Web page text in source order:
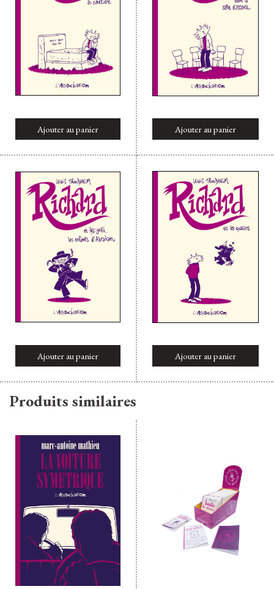
Ajouter au panier Ajouter au panier
Ajouter au panier Ajouter au panier
Produits similaires